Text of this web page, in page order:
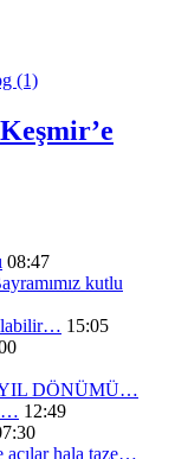
08:47
kutlu
15:05
YIL DÖNÜMÜ…
12:49
acılar hala taze…